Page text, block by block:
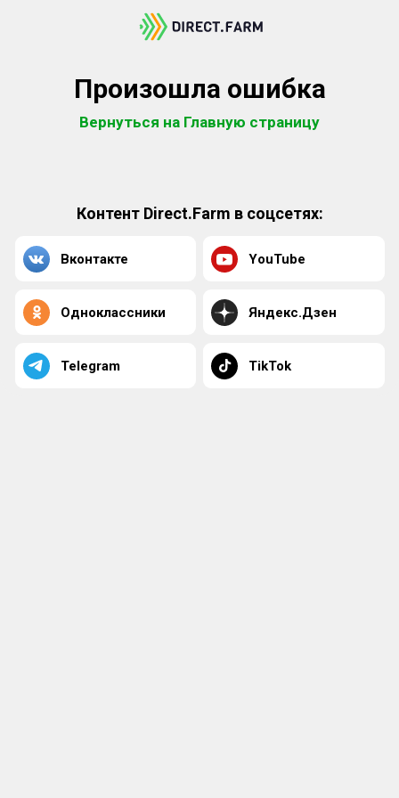
Произошла ошибка
Вернуться на Главную страницу
Контент Direct.Farm в соцсетях:
Вконтакте YouTube
Одноклассники Яндекс.Дзен
Telegram TikTok